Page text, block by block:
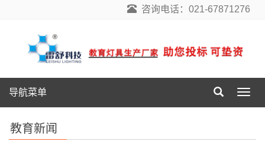
咨询电话：021-67871276
导
航
导航菜单
教育新闻